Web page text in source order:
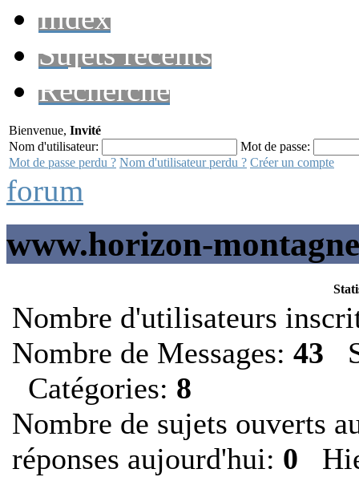
Index
Sujets récents
Recherche
Bienvenue, Invité
Nom d'utilisateur:
Mot de passe:
Mot de passe perdu ? Nom d'utilisateur perdu ? Créer un compte
forum
www.horizon-
Nombre d'utilisateurs
Nombre de Messages: 43
Catégories: 8
Nombre de sujets ouverts
réponses aujourd'hui: 0